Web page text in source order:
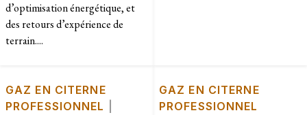
d’optimisation énergétique, et
des retours d’expérience de
terrain....
GAZ EN CITERNE
PROFESSIONNEL
GAZ EN CITERNE
PROFESSIONNEL